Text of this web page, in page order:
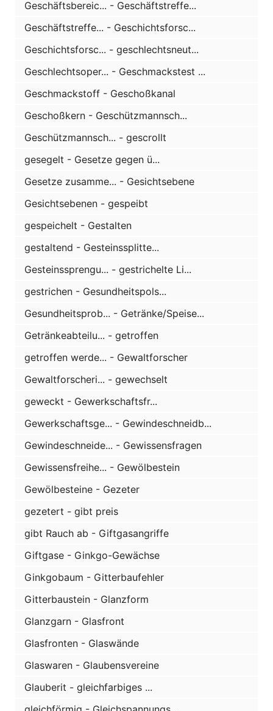
Geschäftsbereic... - Geschäftstreffe...
Geschäftstreffe... - Geschichtsforsc...
Geschichtsforsc... - geschlechtsneut...
Geschlechtsoper... - Geschmackstest ...
Geschmackstoff - Geschoßkanal
Geschoßkern - Geschützmannsch...
Geschützmannsch... - gescrollt
gesegelt - Gesetze gegen ü...
Gesetze zusamme... - Gesichtsebene
Gesichtsebenen - gespeibt
gespeichelt - Gestalten
gestaltend - Gesteinssplitte...
Gesteinssprengu... - gestrichelte Li...
gestrichen - Gesundheitspols...
Gesundheitsprob... - Getränke/Speise...
Getränkeabteilu... - getroffen
getroffen werde... - Gewaltforscher
Gewaltforscheri... - gewechselt
geweckt - Gewerkschaftsfr...
Gewerkschaftsge... - Gewindeschneidb...
Gewindeschneide... - Gewissensfragen
Gewissensfreihe... - Gewölbestein
Gewölbesteine - Gezeter
gezetert - gibt preis
gibt Rauch ab - Giftgasangriffe
Giftgase - Ginkgo-Gewächse
Ginkgobaum - Gitterbaufehler
Gitterbaustein - Glanzform
Glanzgarn - Glasfront
Glasfronten - Glaswände
Glaswaren - Glaubensvereine
Glauberit - gleichfarbiges ...